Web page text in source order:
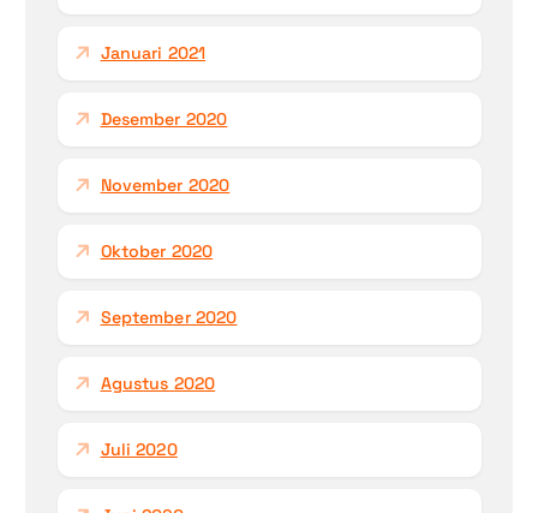
Januari 2021
Desember 2020
November 2020
Oktober 2020
September 2020
Agustus 2020
Juli 2020